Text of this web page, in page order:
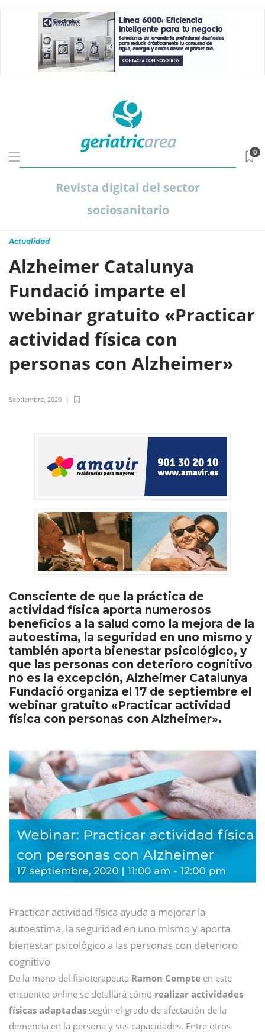
Revista digital del sector
sociosanitario
0
Actualidad
Alzheimer Catalunya
Fundació imparte el
webinar gratuito «Practicar
actividad física con
personas con Alzheimer»
Septiembre, 2020
Consciente de que la práctica de
actividad física aporta numerosos
beneficios a la salud como la mejora de la
autoestima, la seguridad en uno mismo y
también aporta bienestar psicológico, y
que las personas con deterioro cognitivo
no es la excepción, Alzheimer Catalunya
Fundació organiza el 17 de septiembre el
webinar gratuito «Practicar actividad
física con personas con Alzheimer».
Practicar actividad física ayuda a mejorar la
autoestima, la seguridad en uno mismo y aporta
bienestar psicológico a las personas con deterioro
cognitivo
De la mano del fisioterapeuta Ramon Compte en este
encuentto online se detallará cómo realizar actividades
físicas adaptadas según el grado de afectación de la
demencia en la persona y sus capacidades. Entre otros